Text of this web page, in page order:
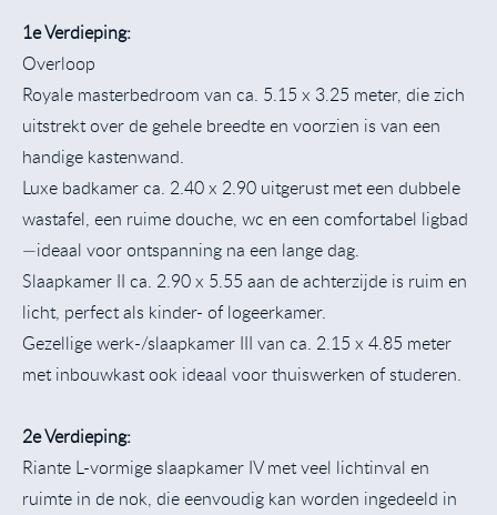
1e Verdieping:
Overloop
Royale masterbedroom van ca. 5.15 x 3.25 meter, die zich
uitstrekt over de gehele breedte en voorzien is van een
handige kastenwand.
Luxe badkamer ca. 2.40 x 2.90 uitgerust met een dubbele
wastafel, een ruime douche, wc en een comfortabel ligbad
—ideaal voor ontspanning na een lange dag.
Slaapkamer II ca. 2.90 x 5.55 aan de achterzijde is ruim en
licht, perfect als kinder- of logeerkamer.
Gezellige werk-/slaapkamer III van ca. 2.15 x 4.85 meter
met inbouwkast ook ideaal voor thuiswerken of studeren.
2e Verdieping:
Riante L-vormige slaapkamer IV met veel lichtinval en
ruimte in de nok, die eenvoudig kan worden ingedeeld in